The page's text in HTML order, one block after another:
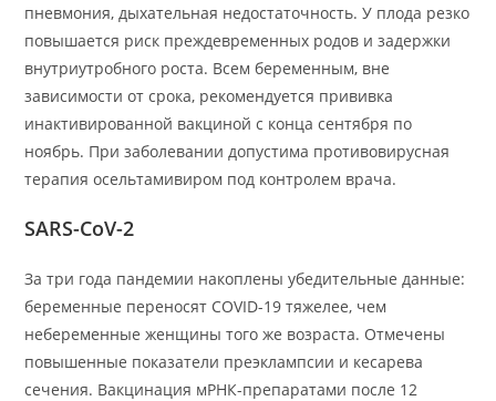
пневмония, дыхательная недостаточность. У плода резко
повышается риск преждевременных родов и задержки
внутриутробного роста. Всем беременным, вне
зависимости от срока, рекомендуется прививка
инактивированной вакциной с конца сентября по
ноябрь. При заболевании допустима противовирусная
терапия осельтамивиром под контролем врача.
SARS-CoV-2
За три года пандемии накоплены убедительные данные:
беременные переносят COVID-19 тяжелее, чем
небеременные женщины того же возраста. Отмечены
повышенные показатели преэклампсии и кесарева
сечения. Вакцинация мРНК-препаратами после 12